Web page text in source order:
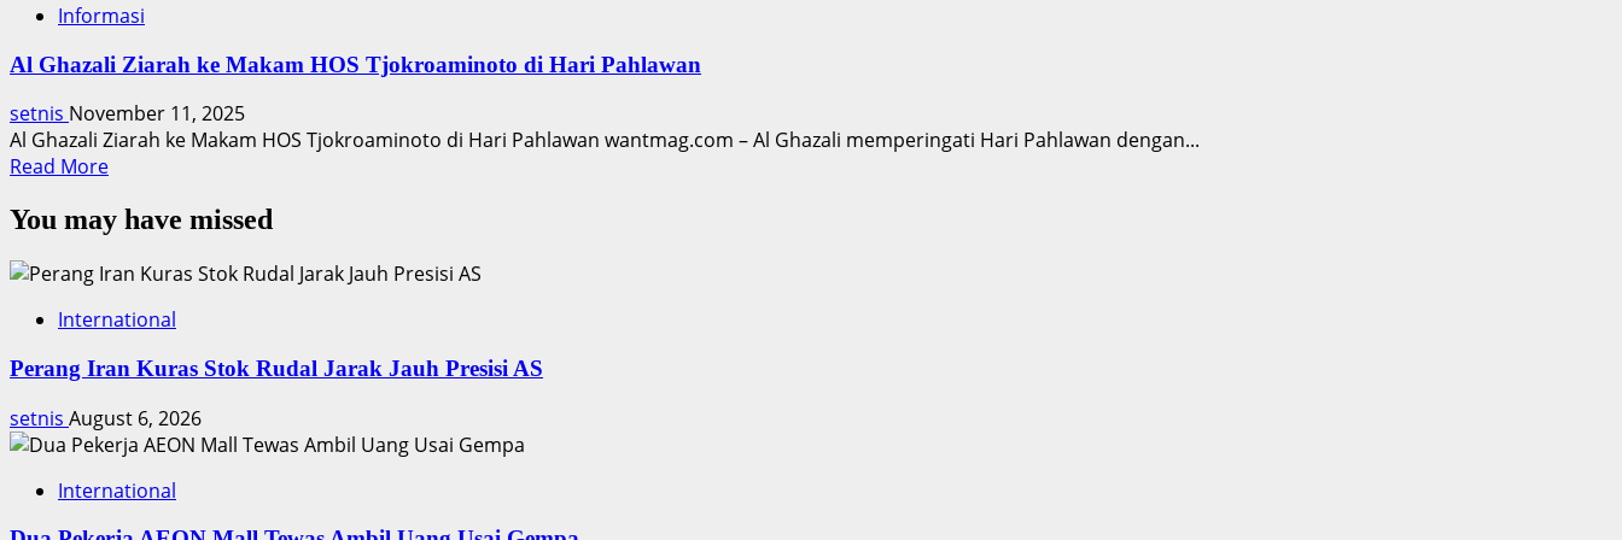
Informasi
Al Ghazali Ziarah ke Makam HOS Tjokroaminoto di Hari Pahlawan
setnis November 11, 2025
Al Ghazali Ziarah ke Makam HOS Tjokroaminoto di Hari Pahlawan wantmag.com – Al Ghazali memperingati Hari Pahlawan dengan...
Read MoreRead
about
Ghazali
ke
HOS
di
Hari
Pahlawan
You may have missed
International
Perang Iran Kuras Stok Rudal Jarak Jauh Presisi AS
setnis August 6, 2026
International